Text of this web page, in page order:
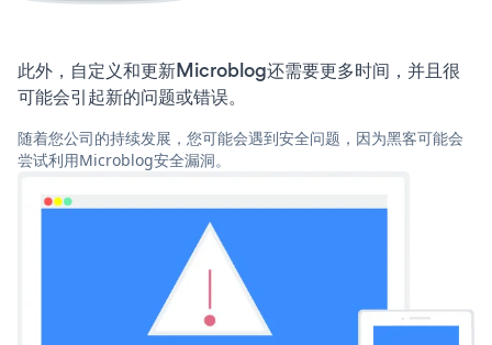
此外，自定义和更新Microblog还需要更多时间，并且很
可能会引起新的问题或错误。
随着您公司的持续发展，您可能会遇到安全问题，因为黑客可能会
尝试利用Microblog安全漏洞。